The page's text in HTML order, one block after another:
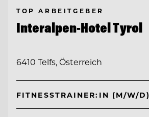
TOP ARBEITGEBER
Interalpen-Hotel Tyrol
6410 Telfs, Österreich
FITNESSTRAINER:IN (M/W/D)